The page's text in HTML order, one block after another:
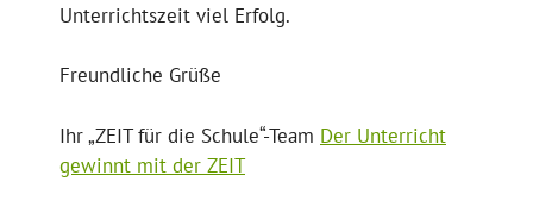
Unterrichtszeit viel Erfolg.
Freundliche Grüße
Ihr „ZEIT für die Schule“-Team Der Unterricht
gewinnt mit der ZEIT